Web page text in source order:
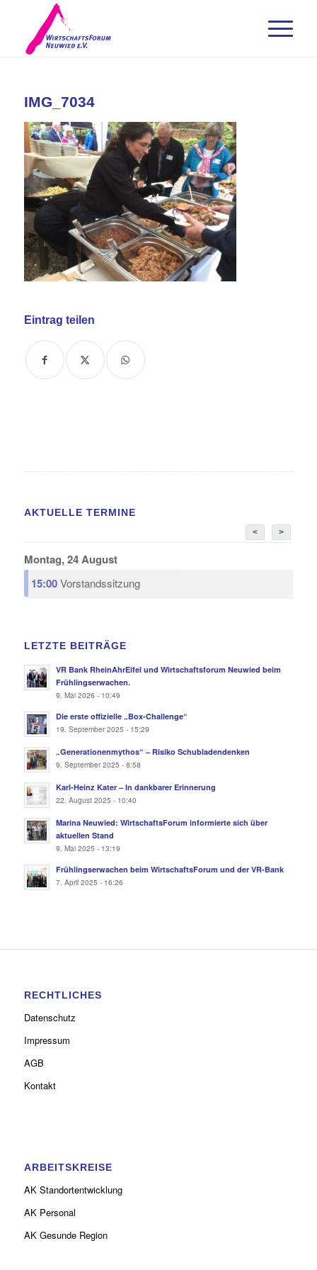
IMG_7034
Eintrag teilen
AKTUELLE TERMINE
< >
Montag, 24 August
15:00Vorstandssitzung
LETZTE BEITRÄGE
VR Bank RheinAhrEifel und Wirtschaftsforum Neuwied beim
Frühlingserwachen.
9. Mai 2026 - 10:49
Die erste offizielle „Box-Challenge“
19. September 2025 - 15:29
„Generationenmythos“ – Risiko Schubladendenken
9. September 2025 - 8:58
Karl-Heinz Kater – In dankbarer Erinnerung
22. August 2025 - 10:40
Marina Neuwied: WirtschaftsForum informierte sich über
aktuellen Stand
9. Mai 2025 - 13:19
Frühlingserwachen beim WirtschaftsForum und der VR-Bank
7. April 2025 - 16:26
RECHTLICHES
Datenschutz
Impressum
AGB
Kontakt
ARBEITSKREISE
AK Standortentwicklung
AK Personal
AK Gesunde Region